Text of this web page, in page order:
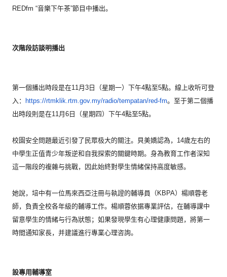
REDfm “音樂下午茶”節目中播出。
次階段訪談明播出
第一個播出時段是在11月3日（星期一）下午4點至5點。 線上收听可登
入：
https://rtmklik.rtm.gov.my/radio/tempatan/red-fm。 至于第二個播
出時段則是在11月6日（星期四）下午4點至5點。
校園安全問題最近引發了民眾极大的關注。貝美嬌認為， 14歲左右的
中學生正值青少年叛逆和自我探索的關鍵時期。 身為教育工作者深知
這一階段的複雜与挑戰，
因此始終對學生情緒保持高度敏感。
她說，培中有一位馬來西亞注冊与執證的輔導員（KBPA） 楊順蓉老
師，負責全校各年級的輔導工作。楊順蓉依据專業評估， 在輔導課中
留意學生的情緒与行為狀態； 如果發現學生有心理健康問題，將第一
時間通知家長， 并建議進行專業心理咨詢。
設專用輔導室